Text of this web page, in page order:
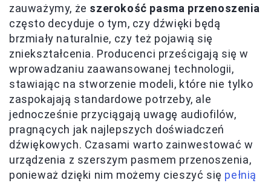
zauważymy, że szerokość pasma przenoszenia
często decyduje o tym, czy dźwięki będą
brzmiały naturalnie, czy też pojawią się
zniekształcenia. Producenci prześcigają się w
wprowadzaniu zaawansowanej technologii,
stawiając na stworzenie modeli, które nie tylko
zaspokajają standardowe potrzeby, ale
jednocześnie przyciągają uwagę audiofilów,
pragnących jak najlepszych doświadczeń
dźwiękowych. Czasami warto zainwestować w
urządzenia z szerszym pasmem przenoszenia,
ponieważ dzięki nim możemy cieszyć się pełnią